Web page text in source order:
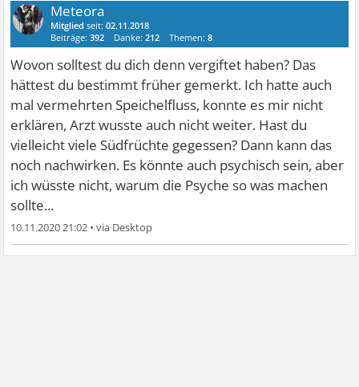
Meteora
Mitglied seit:02.11.2018
Beiträge:392 Danke:212 Themen:8
Wovon solltest du dich denn vergiftet haben? Das
hättest du bestimmt früher gemerkt. Ich hatte auch
mal vermehrten Speichelfluss, konnte es mir nicht
erklären, Arzt wusste auch nicht weiter. Hast du
vielleicht viele Südfrüchte gegessen? Dann kann das
noch nachwirken. Es könnte auch psychisch sein, aber
ich wüsste nicht, warum die Psyche so was machen
sollte...
10.11.2020 21:02 •